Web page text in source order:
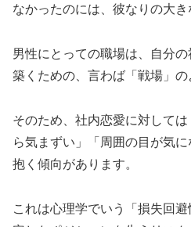
なかったのには、彼なりの大き
男性にとっての職場は、自分
築くための、言わば「戦場」の
そのため、社内恋愛に対して
ら気まずい」「周囲の目が気
抱く傾向があります。
これは心理学でいう「損失回